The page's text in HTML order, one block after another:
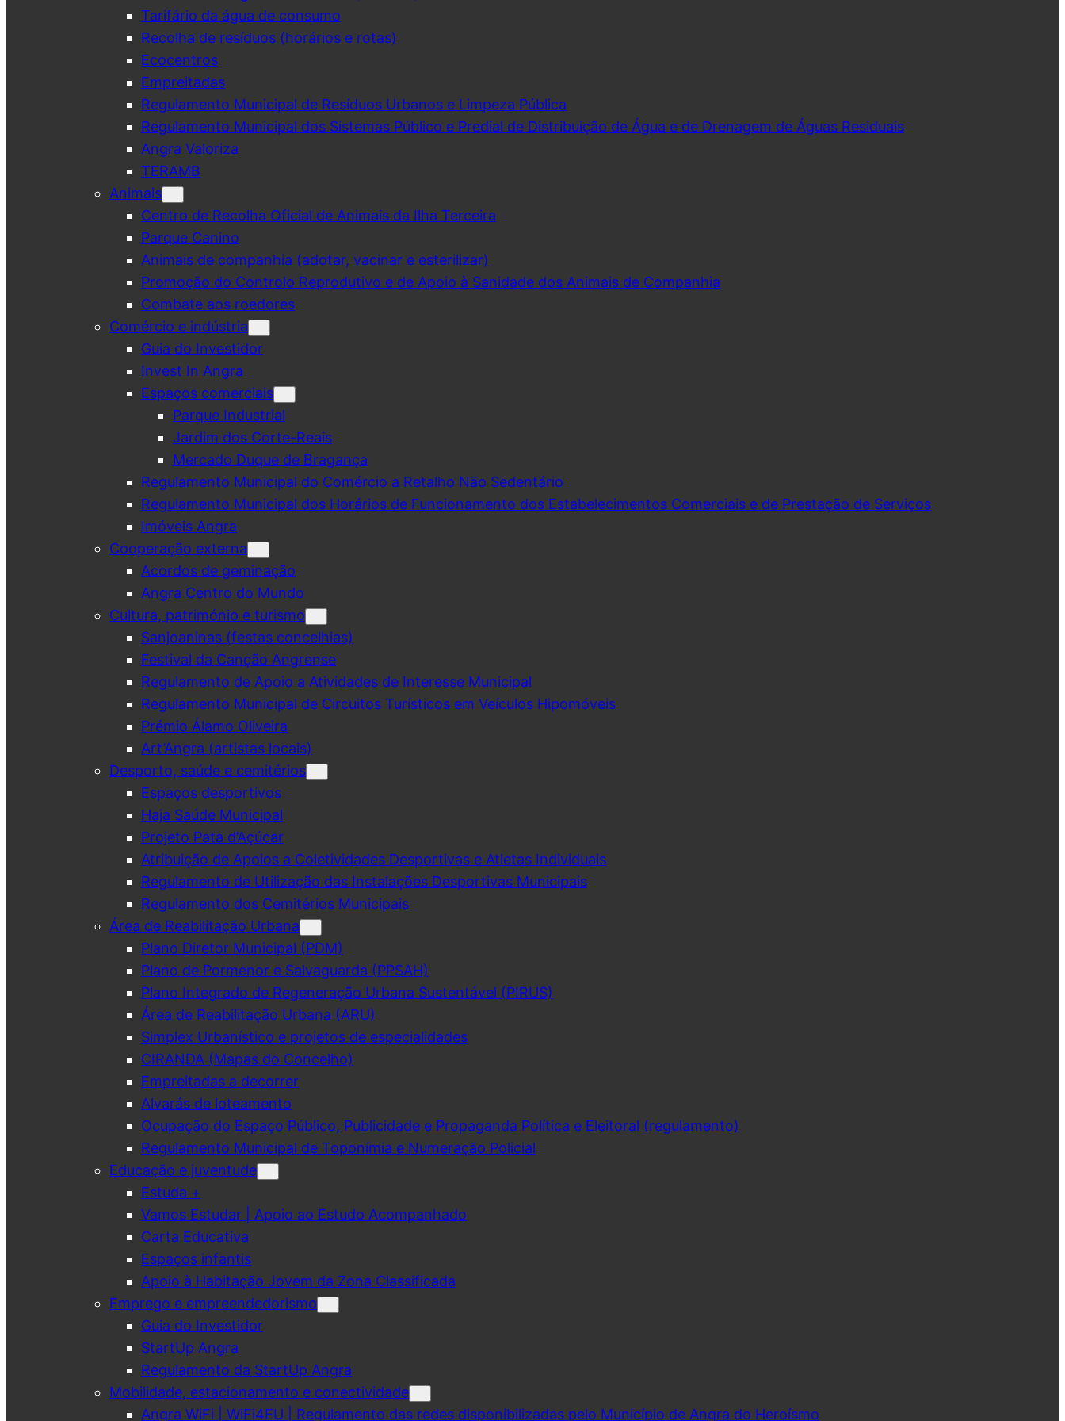
Tarifário da água de consumo
Recolha de resíduos (horários e rotas)
Ecocentros
Empreitadas
Regulamento Municipal de Resíduos Urbanos e Limpeza Pública
Regulamento Municipal dos Sistemas Público e Predial de Distribuição de Água e de Drenagem de Águas Residuais
Angra Valoriza
TERAMB
Animais
Centro de Recolha Oficial de Animais da Ilha Terceira
Parque Canino
Animais de companhia (adotar, vacinar e esterilizar)
Promoção do Controlo Reprodutivo e de Apoio à Sanidade dos Animais de Companhia
Combate aos roedores
Comércio e indústria
Guia do Investidor
Invest In Angra
Espaços comerciais
Parque Industrial
Jardim dos Corte-Reais
Mercado Duque de Bragança
Regulamento Municipal do Comércio a Retalho Não Sedentário
Regulamento Municipal dos Horários de Funcionamento dos Estabelecimentos Comerciais e de Prestação de Serviços
Imóveis Angra
Cooperação externa
Acordos de geminação
Angra Centro do Mundo
Cultura, património e turismo
Sanjoaninas (festas concelhias)
Festival da Canção Angrense
Regulamento de Apoio a Atividades de Interesse Municipal
Regulamento Municipal de Circuitos Turísticos em Veículos Hipomóveis
Prémio Álamo Oliveira
Art’Angra (artistas locais)
Desporto, saúde e cemitérios
Espaços desportivos
Haja Saúde Municipal
Projeto Pata d’Açúcar
Atribuição de Apoios a Coletividades Desportivas e Atletas Individuais
Regulamento de Utilização das Instalações Desportivas Municipais
Regulamento dos Cemitérios Municipais
Área de Reabilitação Urbana
Plano Diretor Municipal (PDM)
Plano de Pormenor e Salvaguarda (PPSAH)
Plano Integrado de Regeneração Urbana Sustentável (PIRUS)
Área de Reabilitação Urbana (ARU)
Simplex Urbanístico e projetos de especialidades
CIRANDA (Mapas do Concelho)
Empreitadas a decorrer
Alvarás de loteamento
Ocupação do Espaço Público, Publicidade e Propaganda Política e Eleitoral (regulamento)
Regulamento Municipal de Toponímia e Numeração Policial
Educação e juventude
Estuda +
Vamos Estudar | Apoio ao Estudo Acompanhado
Carta Educativa
Espaços infantis
Apoio à Habitação Jovem da Zona Classificada
Emprego e empreendedorismo
Guia do Investidor
StartUp Angra
Regulamento da StartUp Angra
Mobilidade, estacionamento e conectividade
Angra WiFi | WiFi4EU | Regulamento das redes disponibilizadas pelo Município de Angra do Heroísmo